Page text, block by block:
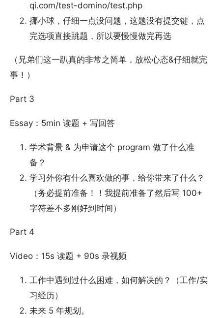
qi.com/test-domino/test.php
挪小球，仔细一点没问题，这题没有提交键，点
完选项直接跳题，所以要慢慢做完再选
（兄弟们这一趴真的非常之简单，放松心态&仔细就完
事！）
Part 3
Essay：5min 读题 + 写回答
学术背景 & 为申请这个 program 做了什么准
备？
学习外你有什么喜欢做的事，给你带来了什么？
（务必提前准备！！我提前准备了然后写 100+
字符差不多刚好到时间）
Part 4
Video：15s 读题 + 90s 录视频
工作中遇到过什么困难，如何解决的？（工作/实
习经历）
未来 5 年规划。